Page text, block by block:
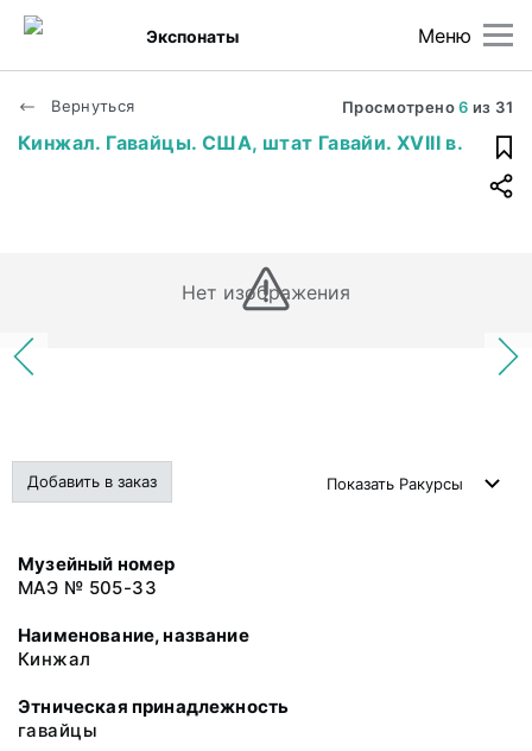
Меню
Экспонаты
Вернуться Просмотрено6 из 31
Кинжал. Гавайцы. США, штат Гавайи. XVIII в.
Нет изображения
Добавить в заказ Показать Ракурсы
Музейный номер
МАЭ № 505-33
Наименование, название
Кинжал
Этническая принадлежность
гавайцы